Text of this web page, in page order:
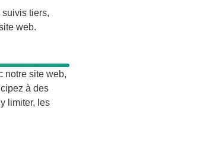
tiers,
web.
notre site web,
à des
limiter, les